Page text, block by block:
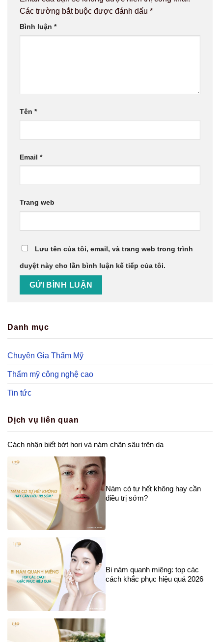
Các trường bắt buộc được đánh dấu *
Bình luận *
Tên *
Email *
Trang web
Lưu tên của tôi, email, và trang web trong trình
duyệt này cho lần bình luận kế tiếp của tôi.
Danh mục
Chuyên Gia Thẩm Mỹ
Thẩm mỹ công nghệ cao
Tin tức
Dịch vụ liên quan
Cách nhận biết bớt hori và nám chân sâu trên da
Nám có tự hết không hay cần
điều trị sớm?
Bị nám quanh miệng: top các
cách khắc phục hiệu quả 2026